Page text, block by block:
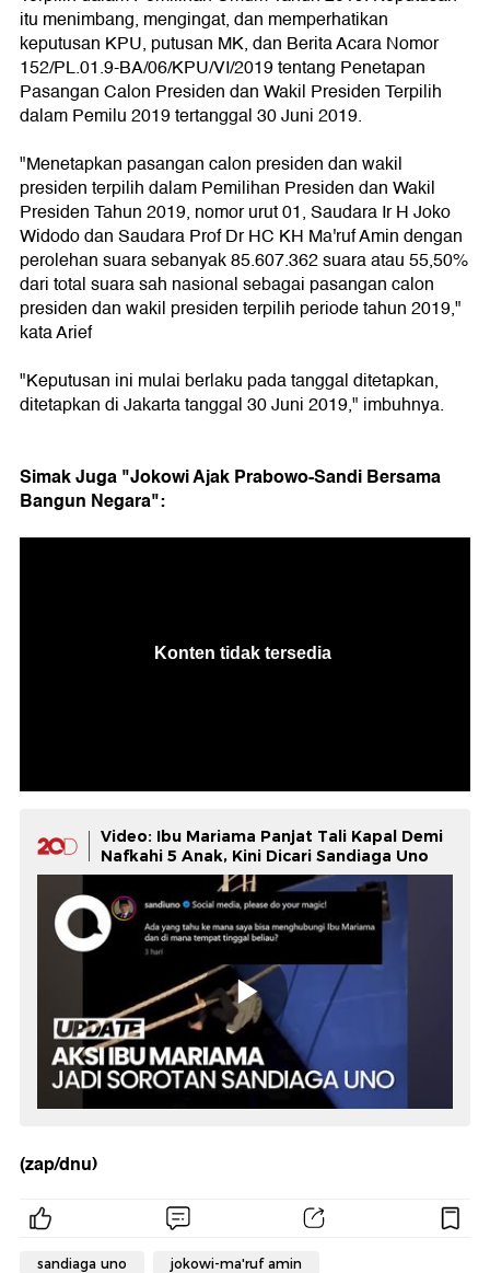
itu menimbang, mengingat, dan memperhatikan
keputusan KPU, putusan MK, dan Berita Acara Nomor
152/PL.01.9-BA/06/KPU/VI/2019 tentang Penetapan
Pasangan Calon Presiden dan Wakil Presiden Terpilih
dalam Pemilu 2019 tertanggal 30 Juni 2019.
"Menetapkan pasangan calon presiden dan wakil
presiden terpilih dalam Pemilihan Presiden dan Wakil
Presiden Tahun 2019, nomor urut 01, Saudara Ir H Joko
Widodo dan Saudara Prof Dr HC KH Ma'ruf Amin dengan
perolehan suara sebanyak 85.607.362 suara atau 55,50%
dari total suara sah nasional sebagai pasangan calon
presiden dan wakil presiden terpilih periode tahun 2019,"
kata Arief
"Keputusan ini mulai berlaku pada tanggal ditetapkan,
ditetapkan di Jakarta tanggal 30 Juni 2019," imbuhnya.
Simak Juga "Jokowi Ajak Prabowo-Sandi Bersama
Bangun Negara":
Video: Ibu Mariama Panjat Tali Kapal Demi
Nafkahi 5 Anak, Kini Dicari Sandiaga Uno
(zap/dnu)
sandiaga uno jokowi-ma'ruf amin